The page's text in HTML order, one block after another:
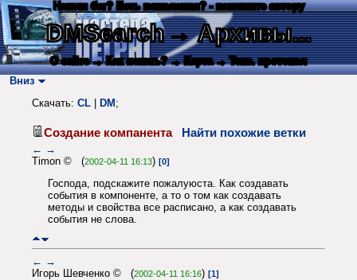
Нашли баг? Есть пожелания? - напишите автору
DMSearch→ Архивы...
О сайте → Как искать? → Карта → Текс. протокол
Вниз
Скачать: CL DM ;
Создание компанента Найти похожие ветки
← →
Timon © (2002-04-11 16:13) [0]
Господа, подскажите пожалуюста. Как создавать
события в компоненте, а то о том как создавать
методы и свойства все расписано, а как создавать
события не слова.
← →
Игорь Шевченко © (2002-04-11 16:16) [1]